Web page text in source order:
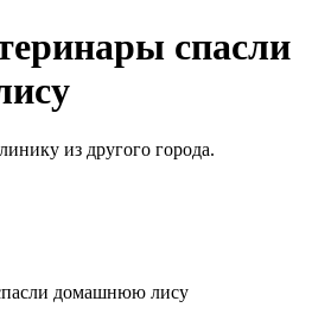
спасли
из другого города.